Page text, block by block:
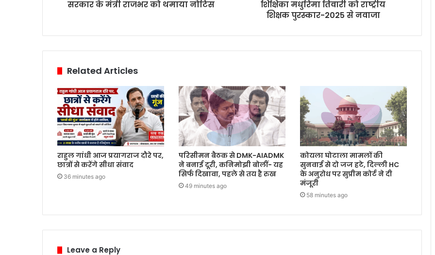
सरकार के मंत्री राजभर को थमाया नोटिस
शिक्षिका मधुरिमा तिवारी को राष्ट्रीय
शिक्षक पुरस्कार-2025 से नवाजा
Related Articles
राहुल गांधी आज प्रयागराज दौरे पर,
छात्रों से करेंगे सीधा संवाद
36 minutes ago
परिसीमन बैठक से DMK-AIADMK
ने बनाई दूरी, कनिमोझी बोलीं- यह
सिर्फ दिखावा, पहले से तय है रुख
49 minutes ago
कोयला घोटाला मामलों की
सुनवाई से दो जज हटे, दिल्ली HC
के अनुरोध पर सुप्रीम कोर्ट ने दी
मंजूरी
58 minutes ago
Leave a Reply